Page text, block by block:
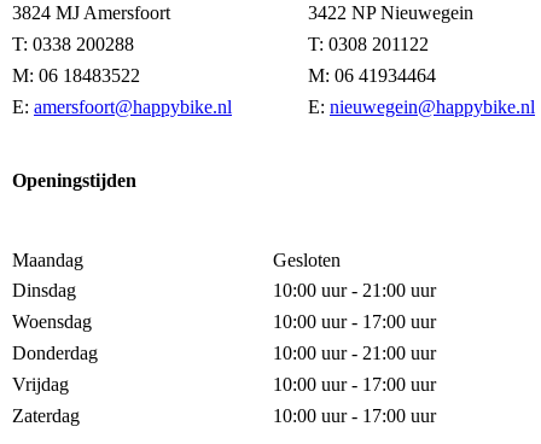
3824 MJ Amersfoort
3422 NP Nieuwegein
T: 0338 200288
T: 0308 201122
M: 06 18483522
M: 06 41934464
E: amersfoort@happybike.nl E: nieuwegein@happybike.nl
Openingstijden
Maandag
Gesloten
Dinsdag
10:00 uur - 21:00 uur
Woensdag
10:00 uur - 17:00 uur
Donderdag
10:00 uur - 21:00 uur
Vrijdag
10:00 uur - 17:00 uur
Zaterdag
10:00 uur - 17:00 uur